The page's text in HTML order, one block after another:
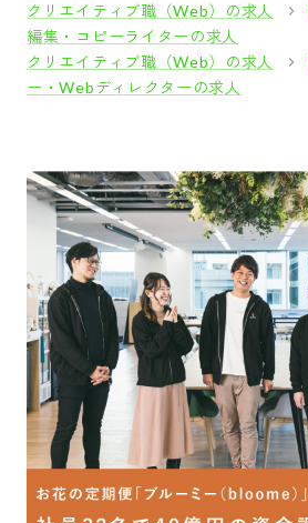
クリエイティブ職（Web）の求人
編集・コピーライターの求人
クリエイティブ職（Web）の求人
ー・Webディレクターの求人